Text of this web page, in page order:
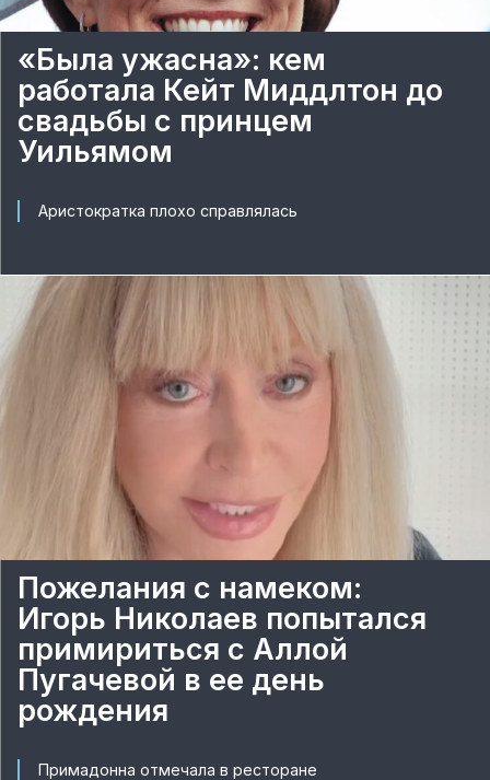
«Была ужасна»: кем
работала Кейт Миддлтон до
свадьбы с принцем
Уильямом
Аристократка плохо справлялась
Пожелания с намеком:
Игорь Николаев попытался
примириться с Аллой
Пугачевой в ее день
рождения
Примадонна отмечала в ресторане